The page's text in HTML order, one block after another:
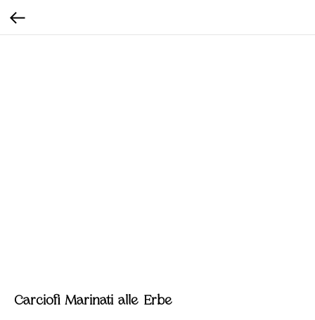
Carciofi Marinati alle Erbe